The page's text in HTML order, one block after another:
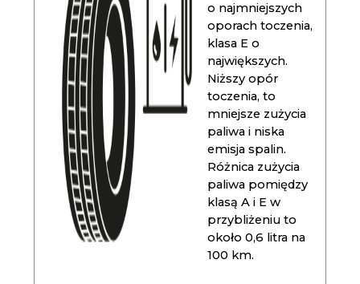
o najmniejszych
oporach toczenia,
klasa E o
największych.
Niższy opór
toczenia, to
mniejsze zużycia
paliwa i niska
emisja spalin.
Różnica zużycia
paliwa pomiędzy
klasą A i E w
przybliżeniu to
około 0,6 litra na
100 km.